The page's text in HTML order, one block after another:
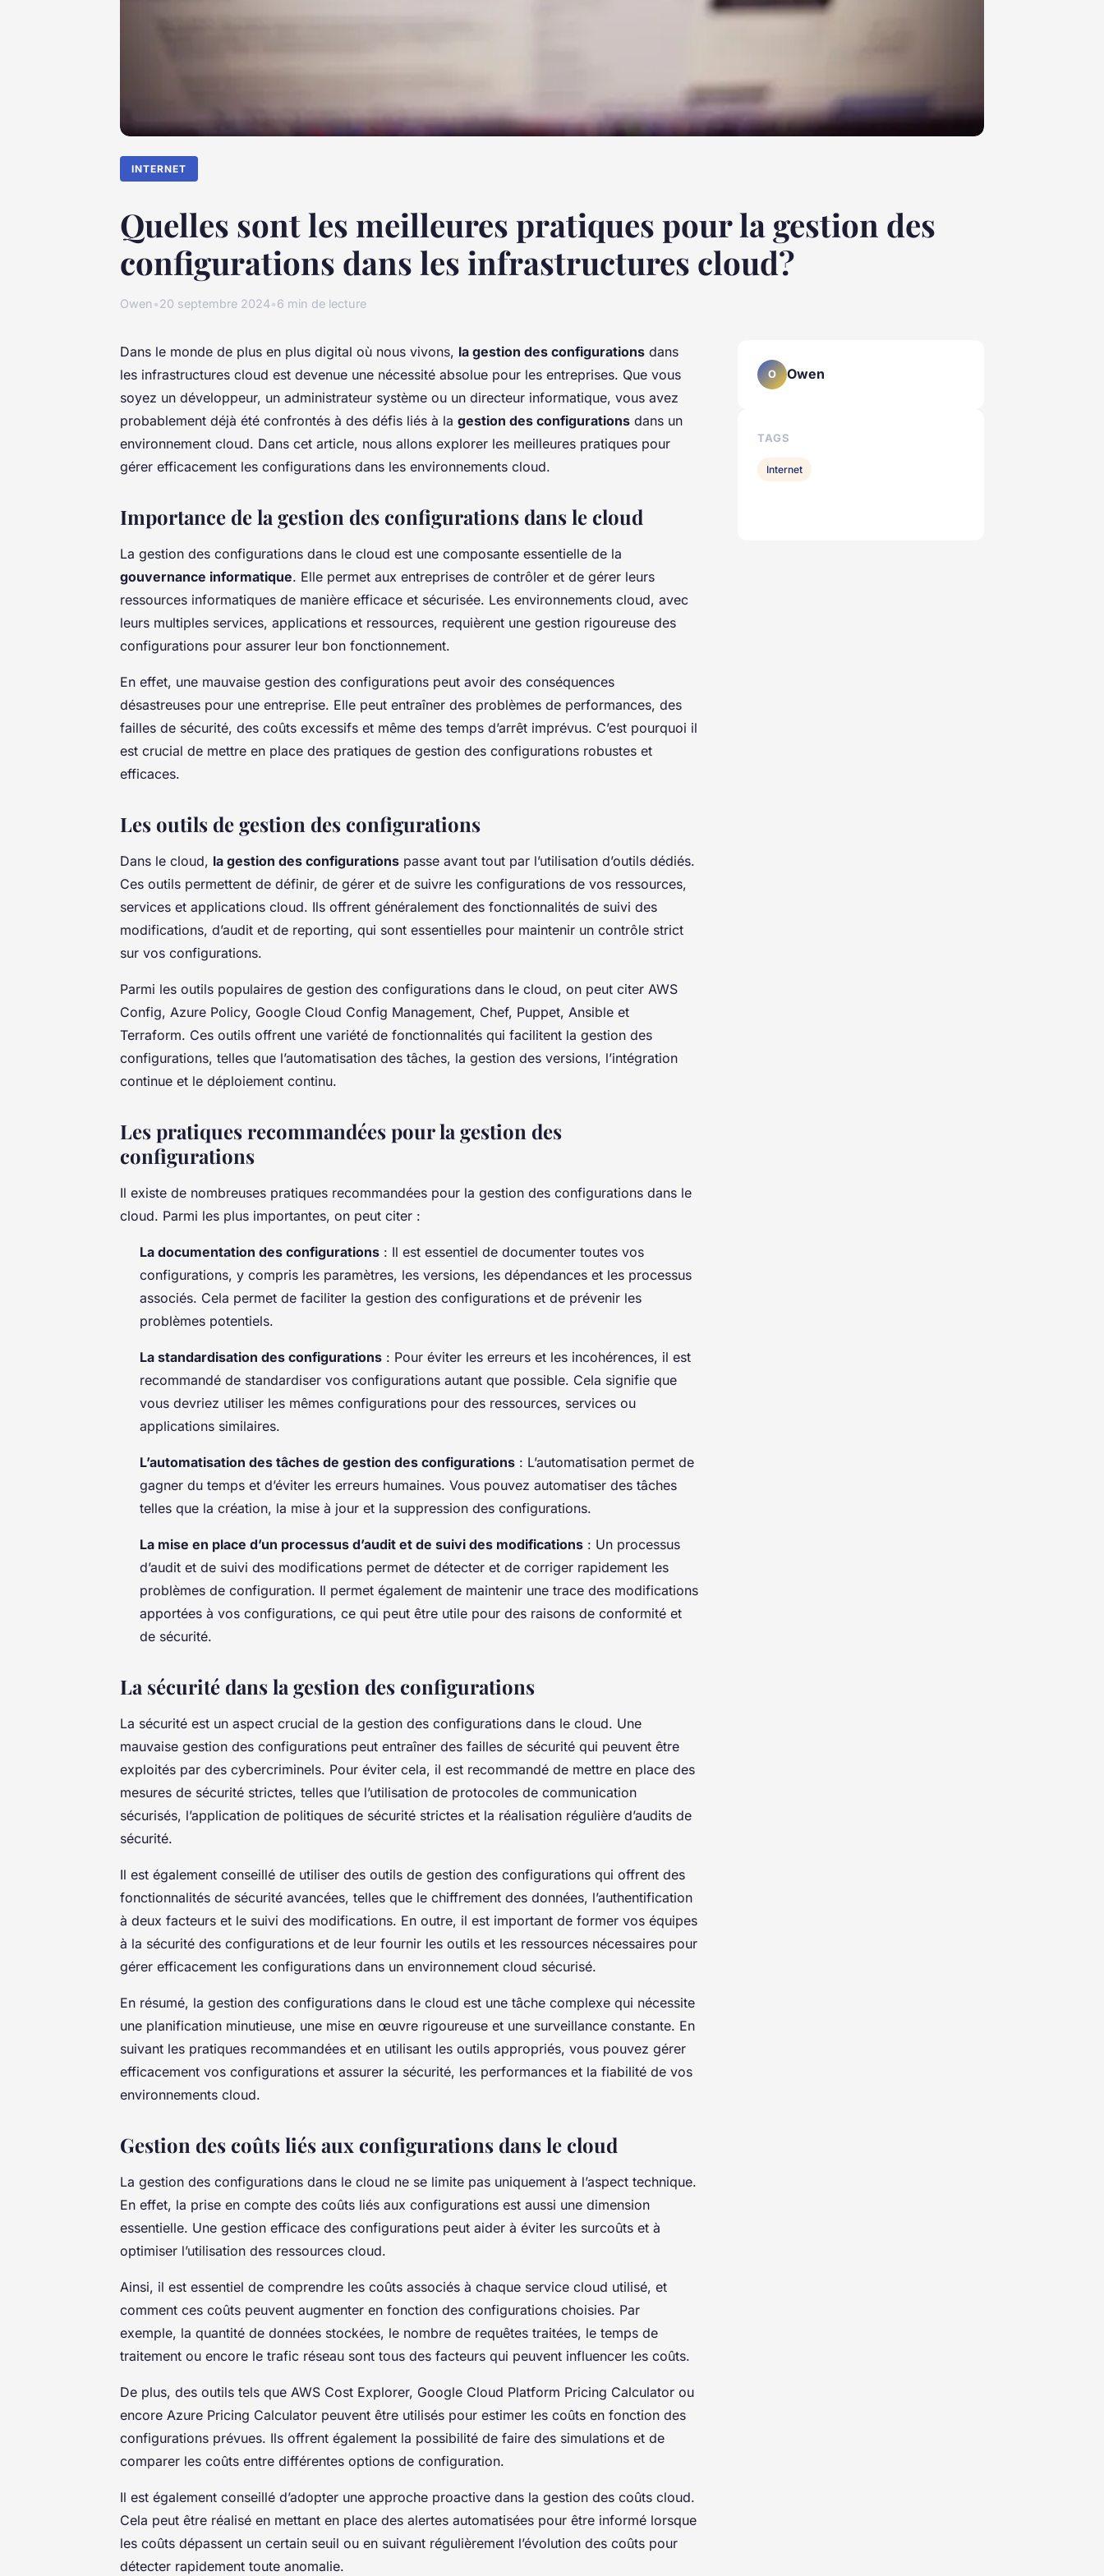
INTERNET
Quelles sont les meilleures pratiques pour la gestion des
configurations dans les infrastructures cloud?
Owen•20 septembre 2024•6 min de lecture
Dans le monde de plus en plus digital où nous vivons, la gestion des configurations dans
les infrastructures cloud est devenue une nécessité absolue pour les entreprises. Que vous
soyez un développeur, un administrateur système ou un directeur informatique, vous avez
probablement déjà été confrontés à des défis liés à la gestion des configurations dans un
environnement cloud. Dans cet article, nous allons explorer les meilleures pratiques pour
gérer efficacement les configurations dans les environnements cloud.
Importance de la gestion des configurations dans le cloud
La gestion des configurations dans le cloud est une composante essentielle de la
gouvernance informatique. Elle permet aux entreprises de contrôler et de gérer leurs
ressources informatiques de manière efficace et sécurisée. Les environnements cloud, avec
leurs multiples services, applications et ressources, requièrent une gestion rigoureuse des
configurations pour assurer leur bon fonctionnement.
En effet, une mauvaise gestion des configurations peut avoir des conséquences
désastreuses pour une entreprise. Elle peut entraîner des problèmes de performances, des
failles de sécurité, des coûts excessifs et même des temps d’arrêt imprévus. C’est pourquoi il
est crucial de mettre en place des pratiques de gestion des configurations robustes et
efficaces.
Les outils de gestion des configurations
Dans le cloud, la gestion des configurations passe avant tout par l’utilisation d’outils dédiés.
Ces outils permettent de définir, de gérer et de suivre les configurations de vos ressources,
services et applications cloud. Ils offrent généralement des fonctionnalités de suivi des
modifications, d’audit et de reporting, qui sont essentielles pour maintenir un contrôle strict
sur vos configurations.
Parmi les outils populaires de gestion des configurations dans le cloud, on peut citer AWS
Config, Azure Policy, Google Cloud Config Management, Chef, Puppet, Ansible et
Terraform. Ces outils offrent une variété de fonctionnalités qui facilitent la gestion des
configurations, telles que l’automatisation des tâches, la gestion des versions, l’intégration
continue et le déploiement continu.
Les pratiques recommandées pour la gestion des
configurations
Il existe de nombreuses pratiques recommandées pour la gestion des configurations dans le
cloud. Parmi les plus importantes, on peut citer :
La documentation des configurations : Il est essentiel de documenter toutes vos
configurations, y compris les paramètres, les versions, les dépendances et les processus
associés. Cela permet de faciliter la gestion des configurations et de prévenir les
problèmes potentiels.
La standardisation des configurations : Pour éviter les erreurs et les incohérences, il est
recommandé de standardiser vos configurations autant que possible. Cela signifie que
vous devriez utiliser les mêmes configurations pour des ressources, services ou
applications similaires.
L’automatisation des tâches de gestion des configurations : L’automatisation permet de
gagner du temps et d’éviter les erreurs humaines. Vous pouvez automatiser des tâches
telles que la création, la mise à jour et la suppression des configurations.
La mise en place d’un processus d’audit et de suivi des modifications : Un processus
d’audit et de suivi des modifications permet de détecter et de corriger rapidement les
problèmes de configuration. Il permet également de maintenir une trace des modifications
apportées à vos configurations, ce qui peut être utile pour des raisons de conformité et
de sécurité.
La sécurité dans la gestion des configurations
La sécurité est un aspect crucial de la gestion des configurations dans le cloud. Une
mauvaise gestion des configurations peut entraîner des failles de sécurité qui peuvent être
exploités par des cybercriminels. Pour éviter cela, il est recommandé de mettre en place des
mesures de sécurité strictes, telles que l’utilisation de protocoles de communication
sécurisés, l’application de politiques de sécurité strictes et la réalisation régulière d’audits de
sécurité.
Il est également conseillé de utiliser des outils de gestion des configurations qui offrent des
fonctionnalités de sécurité avancées, telles que le chiffrement des données, l’authentification
à deux facteurs et le suivi des modifications. En outre, il est important de former vos équipes
à la sécurité des configurations et de leur fournir les outils et les ressources nécessaires pour
gérer efficacement les configurations dans un environnement cloud sécurisé.
En résumé, la gestion des configurations dans le cloud est une tâche complexe qui nécessite
une planification minutieuse, une mise en œuvre rigoureuse et une surveillance constante. En
suivant les pratiques recommandées et en utilisant les outils appropriés, vous pouvez gérer
efficacement vos configurations et assurer la sécurité, les performances et la fiabilité de vos
environnements cloud.
Gestion des coûts liés aux configurations dans le cloud
La gestion des configurations dans le cloud ne se limite pas uniquement à l’aspect technique.
En effet, la prise en compte des coûts liés aux configurations est aussi une dimension
essentielle. Une gestion efficace des configurations peut aider à éviter les surcoûts et à
optimiser l’utilisation des ressources cloud.
Ainsi, il est essentiel de comprendre les coûts associés à chaque service cloud utilisé, et
comment ces coûts peuvent augmenter en fonction des configurations choisies. Par
exemple, la quantité de données stockées, le nombre de requêtes traitées, le temps de
traitement ou encore le trafic réseau sont tous des facteurs qui peuvent influencer les coûts.
De plus, des outils tels que AWS Cost Explorer, Google Cloud Platform Pricing Calculator ou
encore Azure Pricing Calculator peuvent être utilisés pour estimer les coûts en fonction des
configurations prévues. Ils offrent également la possibilité de faire des simulations et de
comparer les coûts entre différentes options de configuration.
Il est également conseillé d’adopter une approche proactive dans la gestion des coûts cloud.
Cela peut être réalisé en mettant en place des alertes automatisées pour être informé lorsque
les coûts dépassent un certain seuil ou en suivant régulièrement l’évolution des coûts pour
détecter rapidement toute anomalie.
O Owen
TAGS
Internet